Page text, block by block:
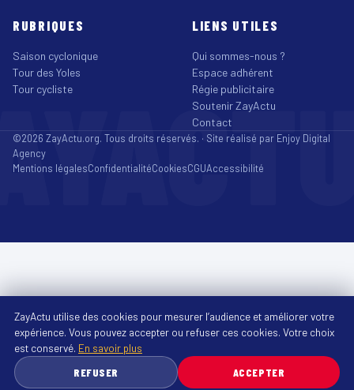
RUBRIQUES
Saison cyclonique
Tour des Yoles
Tour cycliste
LIENS UTILES
Qui sommes-nous ?
Espace adhérent
Régie publicitaire
Soutenir ZayActu
Contact
©2026 ZayActu.org. Tous droits réservés. · Site réalisé par Enjoy Digital
Agency
Mentions légalesConfidentialitéCookiesCGUAccessibilité
ZayActu utilise des cookies pour mesurer l’audience et améliorer votre
expérience. Vous pouvez accepter ou refuser ces cookies. Votre choix
est conservé. En savoir plus
REFUSER
ACCEPTER